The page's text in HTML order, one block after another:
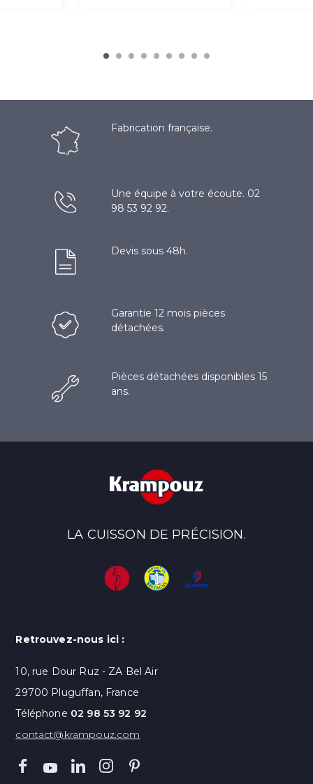
Fabrication française.
Une équipe à votre écoute. 02
98 53 92 92.
Devis sous 48h.
Garantie 12 mois pièces
détachées.
Pièces détachées disponibles 15
ans.
LA CUISSON DE PRÉCISION.
Retrouvez-nous ici :
10, rue Dour Ruz - ZA Bel Air
29700 Pluguffan, France
Téléphone 02 98 53 92 92
contact@krampouz.com